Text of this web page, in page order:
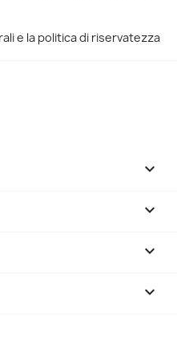
e la politica di riservatezza


keyboard_arrow_down
